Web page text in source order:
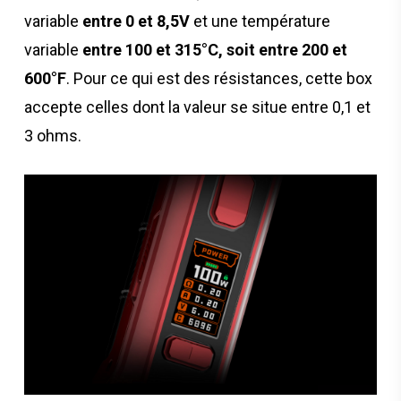
variable entre 0 et 8,5Vet une température
variable entre 100 et 315°C, soit entre 200 et
600°F. Pour ce qui est des résistances, cette box
accepte celles dont la valeur se situe entre 0,1 et
3 ohms.